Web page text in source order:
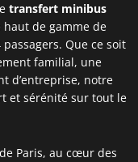
transfert minibus
haut de gamme de
Que ce soit
familial, une
d’entreprise, notre
et sérénité sur tout le
Paris, au cœur des